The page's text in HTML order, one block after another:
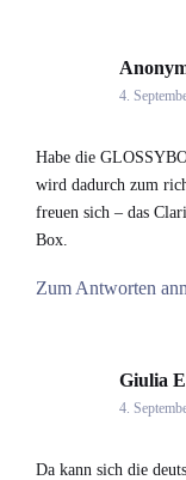
4.
Habe die
wird dadurch zum
freuen sich – das
Box.
Zum Antworten
Giulia
4.
Da kann sich die